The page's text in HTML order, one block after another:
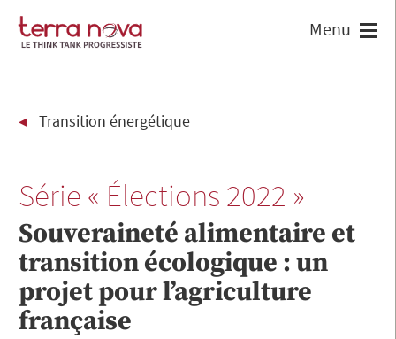
Transition énergétique
Série « Élections 2022 »
Souveraineté alimentaire et
transition écologique : un
projet pour l’agriculture
française